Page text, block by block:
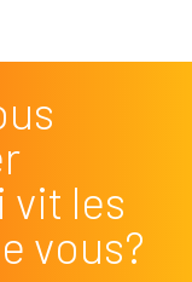
vit les
vous?